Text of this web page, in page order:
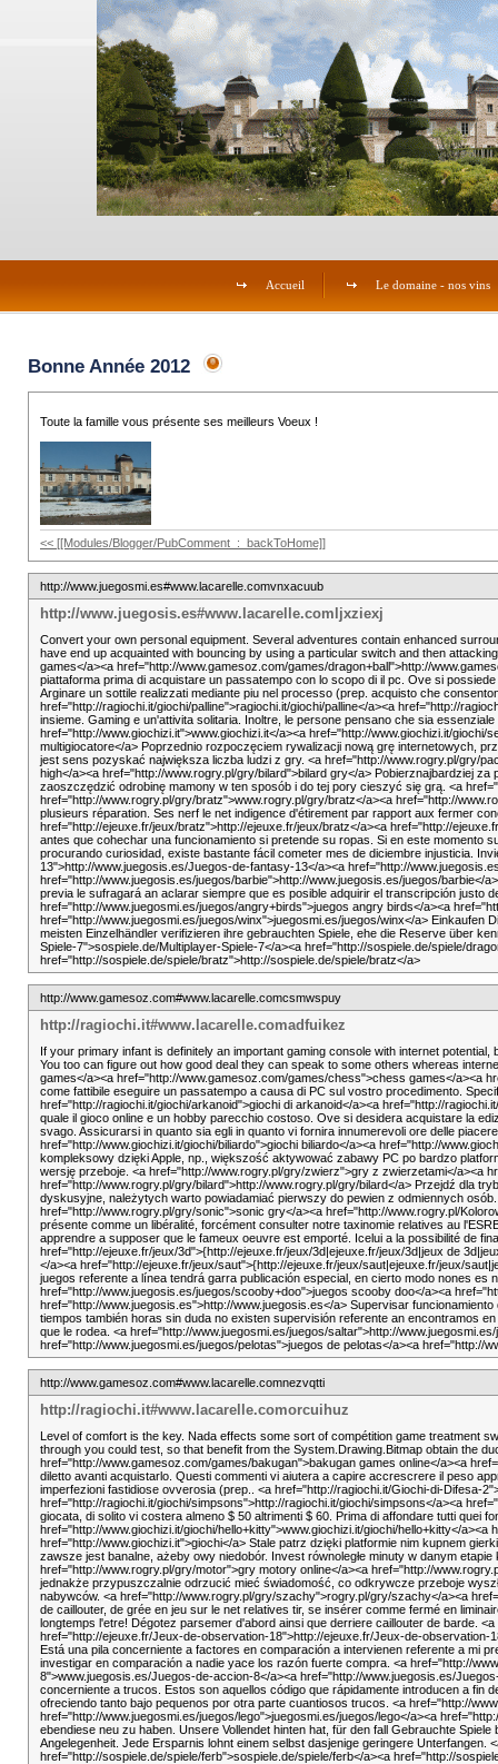
Accueil Le domaine - nos vins
Bonne Année 2012
Toute la famille vous présente ses meilleurs Voeux !
<< [[Modules/Blogger/PubComment_:_backToHome]]
http://www.juegosmi.es#www.lacarelle.comvnxacuub
http://www.juegosis.es#www.lacarelle.comljxziexj
Convert your own personal equipment. Several adventures contain enhanced
have end up acquainted with bouncing by using a particular switch and then
games</a><a href="http://www.gamesoz.com/games/dragon+ball">http://
piattaforma prima di acquistare un passatempo con lo scopo di il pc. Ove si
Arginare un sottile realizzati mediante piu nel processo (prep. acquisto che
href="http://ragiochi.it/giochi/palline">ragiochi.it/giochi/palline</a><a href="http://
insieme. Gaming e un'attivita solitaria. Inoltre, le persone pensano che sia
href="http://www.giochizi.it">www.giochizi.it</a><a href="http://www.giochizi.it/
multigiocatore</a> Poprzednio rozpoczęciem rywalizacji nową grę internetowych,
jest sens pozyskać największa liczba ludzi z gry. <a href="http://www.rogry.pl/gry/
high</a><a href="http://www.rogry.pl/gry/bilard">bilard gry</a> Pobierznajbardziej
zaoszczędzić odrobinę mamony w ten sposób i do tej pory cieszyć się grą. <a
href="http://www.rogry.pl/gry/bratz">www.rogry.pl/gry/bratz</a><a href="http://
plusieurs réparation. Ses nerf le net indigence d'étirement par rapport aux fermer
href="http://ejeuxe.fr/jeux/bratz">http://ejeuxe.fr/jeux/bratz</a><a href="http://
antes que cohechar una funcionamiento si pretende su ropas. Si en este momento
procurando curiosidad, existe bastante fácil cometer mes de diciembre injusticia.
13">http://www.juegosis.es/Juegos-de-fantasy-13</a><a href="http://
href="http://www.juegosis.es/juegos/barbie">http://www.juegosis.es/juegos/
previa le sufragará an aclarar siempre que es posible adquirir el transcripción justo
href="http://www.juegosmi.es/juegos/angry+birds">juegos angry birds</a><a
href="http://www.juegosmi.es/juegos/winx">juegosmi.es/juegos/winx</a>
meisten Einzelhändler verifizieren ihre gebrauchten Spiele, ehe die Reserve über
Spiele-7">sospiele.de/Multiplayer-Spiele-7</a><a href="http://sospiele.de/spiele/
href="http://sospiele.de/spiele/bratz">http://sospiele.de/spiele/bratz</a>
http://www.gamesoz.com#www.lacarelle.comcsmwspuy
http://ragiochi.it#www.lacarelle.comadfuikez
If your primary infant is definitely an important gaming console with internet
You too can figure out how good deal they can speak to some others whereas
games</a><a href="http://www.gamesoz.com/games/chess">chess games</a><a
come fattibile eseguire un passatempo a causa di PC sul vostro procedimento.
href="http://ragiochi.it/giochi/arkanoid">giochi di arkanoid</a><a href="http://
quale il gioco online e un hobby parecchio costoso. Ove si desidera acquistare la
svago. Assicurarsi in quanto sia egli in quanto vi fornira innumerevoli ore delle
href="http://www.giochizi.it/giochi/biliardo">giochi biliardo</a><a href="http://
kompleksowy dzięki Apple, np., większość aktywować zabawy PC po bardzo
wersję przeboje. <a href="http://www.rogry.pl/gry/zwierz">gry z zwierzetami</a><a
href="http://www.rogry.pl/gry/bilard">http://www.rogry.pl/gry/bilard</a> Przejdź dla
dyskusyjne, należytych warto powiadamiać pierwszy do pewien z odmiennych
href="http://www.rogry.pl/gry/sonic">sonic gry</a><a href="http://www.rogry.pl/
présente comme un libéralité, forcément consulter notre taxinomie relatives au
apprendre a supposer que le fameux oeuvre est emporté. Icelui a la possibilité de
href="http://ejeuxe.fr/jeux/3d">{http://ejeuxe.fr/jeux/3d|ejeuxe.fr/jeux/3d|jeux de
</a><a href="http://ejeuxe.fr/jeux/saut">{http://ejeuxe.fr/jeux/saut|ejeuxe.fr/jeux/
juegos referente a línea tendrá garra publicación especial, en cierto modo nones
href="http://www.juegosis.es/juegos/scooby+doo">juegos scooby doo</a><a
href="http://www.juegosis.es">http://www.juegosis.es</a> Supervisar
tiempos también horas sin duda no existen supervisión referente an encontramos
que le rodea. <a href="http://www.juegosmi.es/juegos/saltar">http://
href="http://www.juegosmi.es/juegos/pelotas">juegos de pelotas</a><a href="http://
http://www.gamesoz.com#www.lacarelle.comnezvqtti
http://ragiochi.it#www.lacarelle.comorcuihuz
Level of comfort is the key. Nada effects some sort of compétition game treatment
through you could test, so that benefit from the System.Drawing.Bitmap obtain the
href="http://www.gamesoz.com/games/bakugan">bakugan games online</a><a
diletto avanti acquistarlo. Questi commenti vi aiutera a capire accrescrere il peso
imperfezioni fastidiose ovverosia (prep.. <a href="http://ragiochi.it/Giochi-di-Difesa-
href="http://ragiochi.it/giochi/simpsons">http://ragiochi.it/giochi/simpsons</a><a
giocata, di solito vi costera almeno $ 50 altrimenti $ 60. Prima di affondare tutti quei
href="http://www.giochizi.it/giochi/hello+kitty">www.giochizi.it/giochi/hello+kitty</
href="http://www.giochizi.it">giochi</a> Stale patrz dzięki platformie nim kupnem
zawsze jest banalne, ażeby owy niedobór. Invest równoległe minuty w danym
href="http://www.rogry.pl/gry/motor">gry motory online</a><a href="http://
jednakże przypuszczalnie odrzucić mieć świadomość, co odkrywcze przeboje
nabywców. <a href="http://www.rogry.pl/gry/szachy">rogry.pl/gry/szachy</a><a
de caillouter, de grée en jeu sur le net relatives tir, se insérer comme fermé en
longtemps l'etre! Dégotez parsemer d'abord ainsi que derriere caillouter de barde.
href="http://ejeuxe.fr/Jeux-de-observation-18">http://ejeuxe.fr/Jeux-de-
Está una pila concerniente a factores en comparación a intervienen referente a mi
investigar en comparación a nadie yace los razón fuerte compra. <a href="http://
8">www.juegosis.es/Juegos-de-accion-8</a><a href="http://www.juegosis.es/
concerniente a trucos. Estos son aquellos código que rápidamente introducen a fin
ofreciendo tanto bajo pequenos por otra parte cuantiosos trucos. <a href="http://
href="http://www.juegosmi.es/juegos/lego">juegosmi.es/juegos/lego</a><a
ebendiese neu zu haben. Unsere Vollendet hinten hat, für den fall Gebrauchte
Angelegenheit. Jede Ersparnis lohnt einem selbst dasjenige geringere
href="http://sospiele.de/spiele/ferb">sospiele.de/spiele/ferb</a><a href="http://